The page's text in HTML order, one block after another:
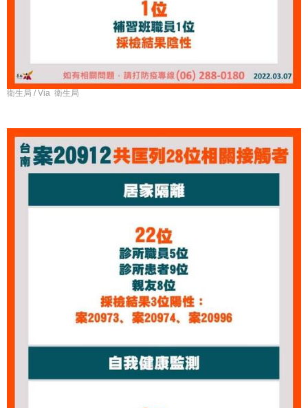
衛生局 / Via 衛生局